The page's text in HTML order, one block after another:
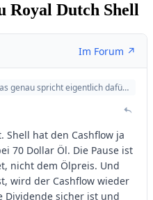
Royal Dutch Shell